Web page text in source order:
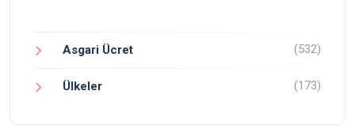
Asgari Ücret (532)
Ülkeler (173)